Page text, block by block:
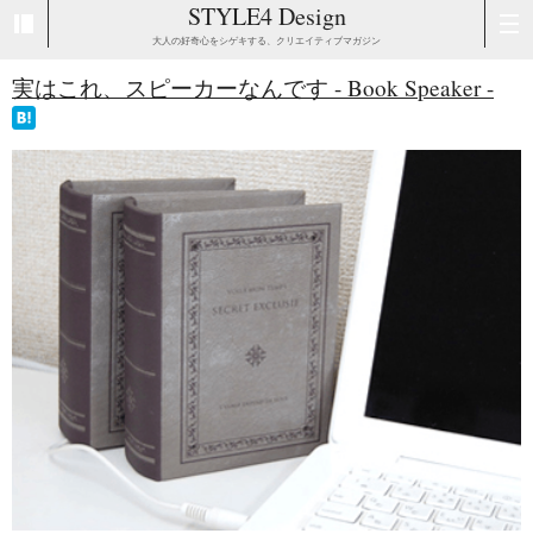
STYLE4 Design
大人の好奇心をシゲキする、クリエイティブマガジン
実はこれ、スピーカーなんです - Book Speaker -